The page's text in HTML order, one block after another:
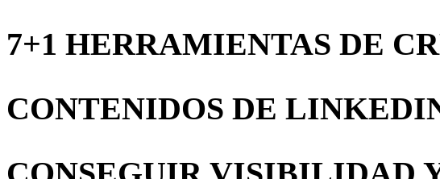
7+1 HERRAMIENTAS DE
CONTENIDOS DE